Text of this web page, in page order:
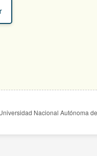
Nacional Autónoma